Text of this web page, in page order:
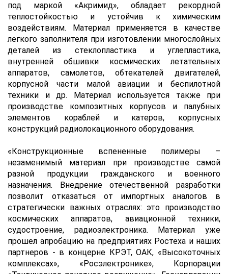
под маркой «Акримид», обладает рекордной
теплостойкостью и устойчив к химическим
воздействиям. Материал применяется в качестве
легкого заполнителя при изготовлении многослойных
деталей из стеклопластика и углепластика,
внутренней обшивки космических летательных
аппаратов, самолетов, обтекателей двигателей,
корпусной части малой авиации и беспилотной
техники и др. Материал используется также при
производстве композитных корпусов и палубных
элементов кораблей и катеров, корпусных
конструкций радиолокационного оборудования.
«Конструкционные вспененные полимеры –
незаменимый материал при производстве самой
разной продукции гражданского и военного
назначения. Внедрение отечественной разработки
позволит отказаться от импортных аналогов в
стратегически важных отраслях: это производство
космических аппаратов, авиационной техники,
судостроение, радиоэлектроника. Материал уже
прошел апробацию на предприятиях Ростеха и наших
партнеров - в концерне КРЭТ, ОАК, «Высокоточных
комплексах», «Росэлектронике», Корпорации